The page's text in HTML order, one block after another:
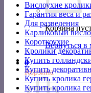
Корзина
Вернуться в
0
Корзина
Вислоухие
Гарантия веса и
Для разведения
Карликовый
Короткоухие
Кролики
Купить
Купить
Купить кролика
Купить кролика